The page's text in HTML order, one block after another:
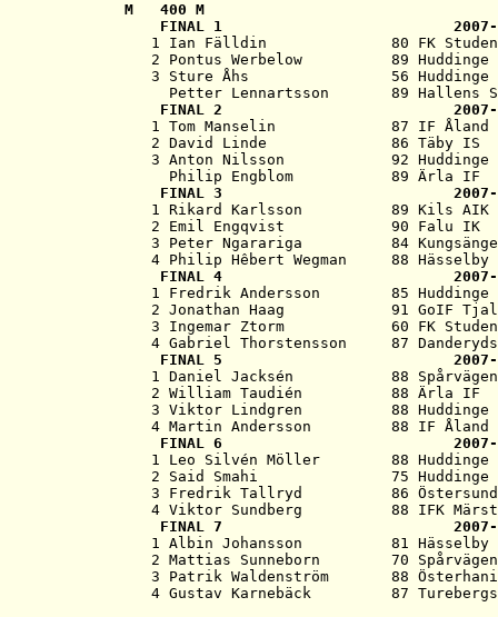
M 400 M
FINAL 1
1 Ian Fälldin              80 FK
2 Pontus Werbelow          89
3 Sture Åhs                56
Petter Lennartsson       89 Hallens
FINAL 2
1 Tom Manselin             87 IF
2 David Linde              86 Täby IS
3 Anton Nilsson            92
Philip Engblom           89 Ärla IF
FINAL 3
1 Rikard Karlsson          89 Kils
2 Emil Engqvist            90 Falu IK
3 Peter Ngarariga          84
4 Philip Hêbert Wegman     88
FINAL 4
1 Fredrik Andersson        85
2 Jonathan Haag            91 GoIF
3 Ingemar Ztorm            60 FK
4 Gabriel Thorstensson     87
FINAL 5
1 Daniel Jacksén           88
2 William Taudién          88 Ärla IF
3 Viktor Lindgren          88
4 Martin Andersson         88 IF
FINAL 6
1 Leo Silvén Möller        88
2 Said Smahi               75
3 Fredrik Tallryd          86
4 Viktor Sundberg          88 IFK
FINAL 7
1 Albin Johansson          81
2 Mattias Sunneborn        70
3 Patrik Waldenström       88